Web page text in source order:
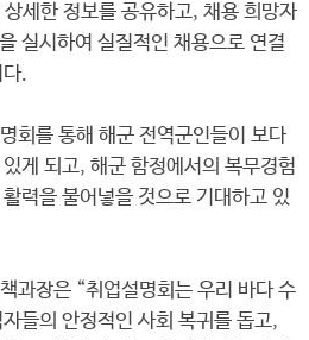
세한 정보를 공유하고, 채용 희망자
실시하여 실질적인 채용으로 연결
.
회를 통해 해군 전역군인들이 보다
게 되고, 해군 함정에서의 복무경험
력을 불어넣을 것으로 기대하고 있
과장은 “취업설명회는 우리 바다 수
들의 안정적인 사회 복귀를 돕고,